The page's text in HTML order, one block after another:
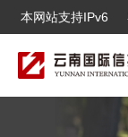
本网站支持IPv6